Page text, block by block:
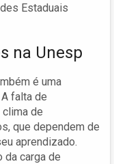
Estaduais
na Unesp
é uma
falta de
de
que dependem de
aprendizado.
da carga de